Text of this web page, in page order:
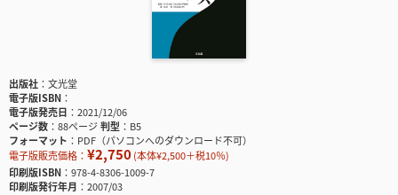
出版社
文光堂
電子版ISBN
電子版発売日
2021/12/06
ページ数
88ページ判型
B5
フォーマット
PDF（パソコンへのダウンロード不可）
電子版販売価格： ¥2,750(本体¥2,500＋税10％)
印刷版ISBN
978-4-8306-1009-7
印刷版発行年月
2007/03